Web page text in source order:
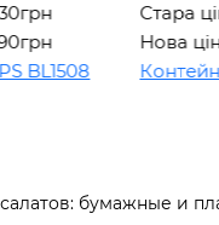
Стара ціна:
Нова ціна: 790грн
Контейнер ПР-
бумажные и